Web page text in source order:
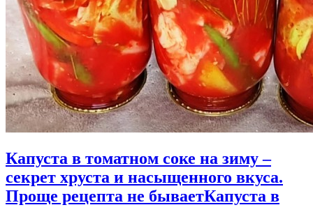
Капуста в томатном соке на зиму –
секрет хруста и насыщенного вкуса.
Проще рецепта не бываетКапуста в